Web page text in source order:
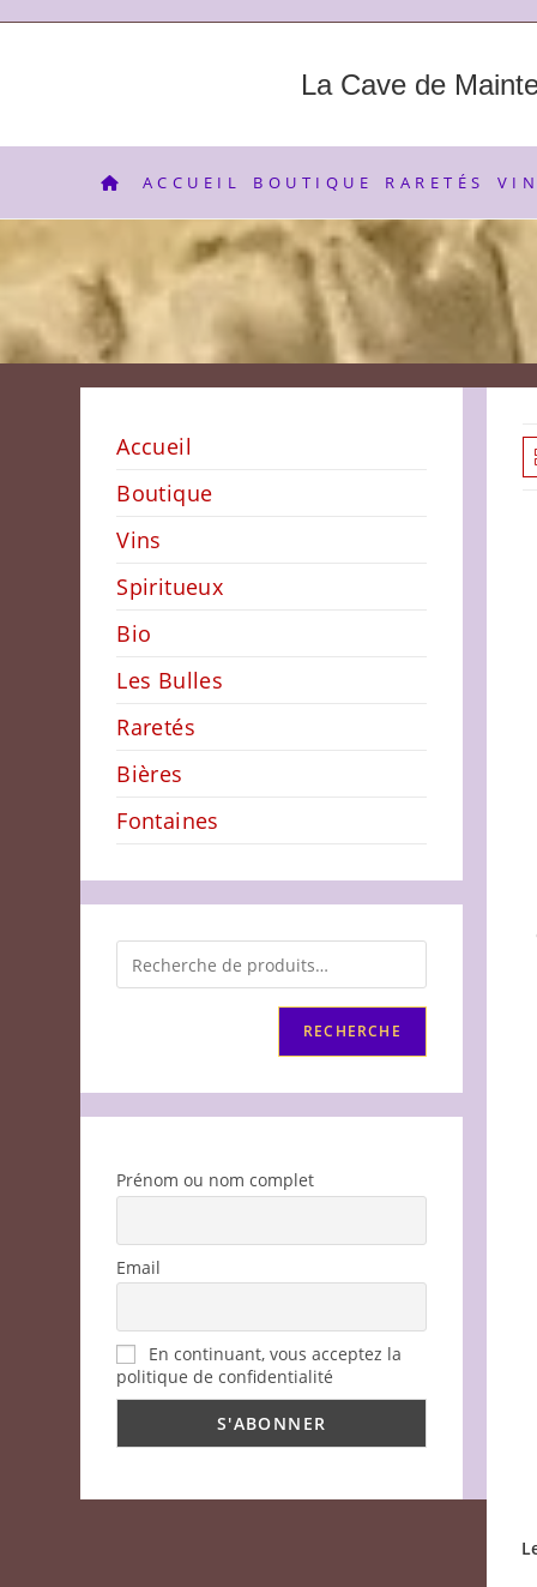
La Cave de
ACCUEIL BOUTIQUE RARETÉS
Accueil
Boutique
Vins
Spiritueux
Bio
Les Bulles
Raretés
Bières
Fontaines
RECHERCHE
Prénom ou nom complet
Email
En continuant, vous acceptez la
politique de confidentialité